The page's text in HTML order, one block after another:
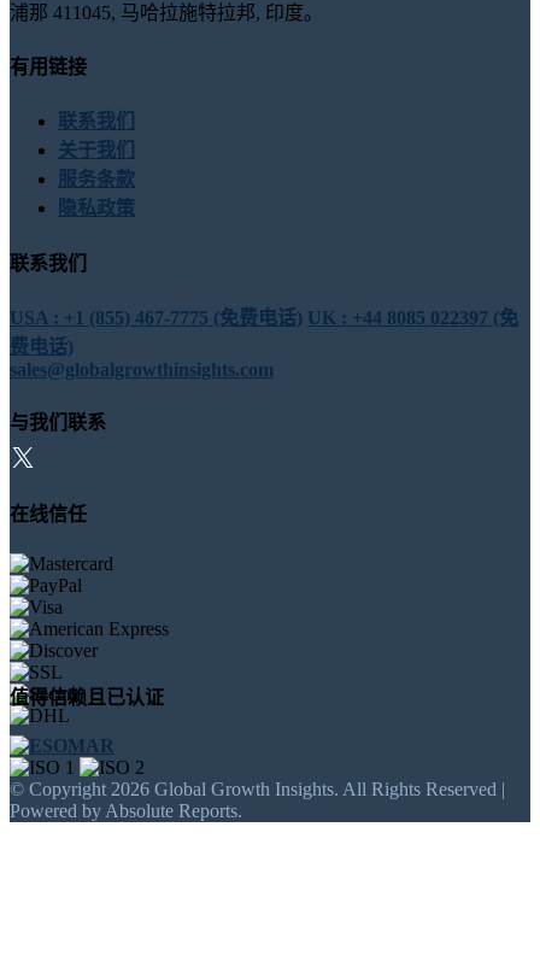
浦那 411045, 马哈拉施特拉邦, 印度。
有用链接
联系我们
关于我们
服务条款
隐私政策
联系我们
USA : +1 (855) 467-7775 (免费电话) UK : +44 8085 022397 (免
费电话)
sales@globalgrowthinsights.com
与我们联系
在线信任
值得信赖且已认证
© Copyright 2026 Global Growth Insights. All Rights Reserved |
Powered by Absolute Reports.